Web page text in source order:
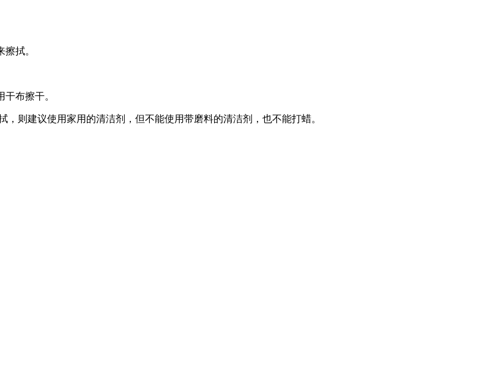
拭。
布擦干。
建议使用家用的清洁剂，但不能使用带磨料的清洁剂，也不能打蜡。